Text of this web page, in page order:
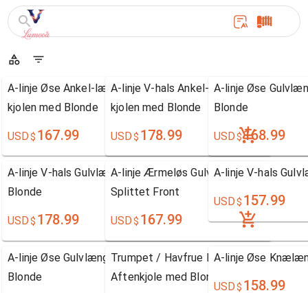
A-linje Øse Ankel-længde Chiffon mor til bruden
kjolen med Blonde
USD$ 167.99
A-linje V-hals Ankel-længde Chiffon
kjolen med Blonde
USD$ 178.99
A-linje Øse
Blonde
USD$168.99
A-linje V-hals Gulvlængde Satin Gallakjole med
Blonde
USD$ 178.99
A-linje Ærmeløs Gulvlængde Tyl
Splittet Front
USD$ 167.99
A-linje V-hals
USD$ 157.99
A-linje Øse Gulvlængde Chiffon brudepige kjole med
Blonde
Trumpet / Havfrue Kæreste
Aftenkjole med Blonde
A-linje Øse
USD$ 158.99